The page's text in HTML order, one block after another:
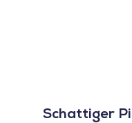
Schattiger